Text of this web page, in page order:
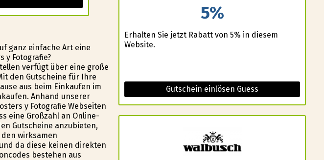
ganz einfache Art eine
y Fotografie?
verfügt über eine große
den Gutscheine für Ihre
aus beim Einkaufen im
Anhand unserer
y Fotografie Webseiten
eine Großzahl an Online-
Gutscheine anzubieten,
wirksamen
da diese keinen direkten
bestehen aus
5%
Erhalten Sie jetzt Rabatt von 5% in diesem
Website.
Gutschein einlösen Guess